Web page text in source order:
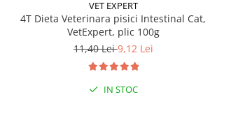
VET EXPERT
4T Dieta Veterinara pisici Intestinal Cat,
VetExpert, plic 100g
11,40 Lei9,12 Lei
IN STOC